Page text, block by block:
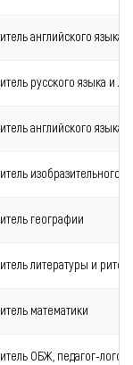
английского языка
русского языка и
английского языка
изобразительного
географии
литературы и
математики
ОБЖ, педагог-